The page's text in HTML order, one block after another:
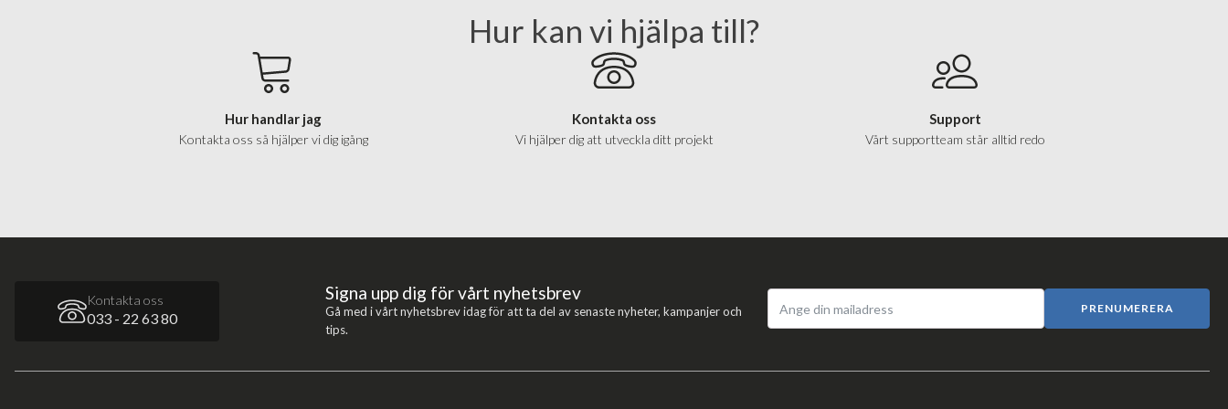
Hur kan vi hjälpa till?
Hur handlar jag
Kontakta oss så hjälper vi dig igång
Kontakta oss
Vi hjälper dig att utveckla ditt projekt
Support
Vårt supportteam står alltid redo
Kontakta oss
033 - 22 63 80
Signa upp dig för vårt nyhetsbrev
Gå med i vårt nyhetsbrev idag för att ta del av senaste nyheter, kampanjer och
tips.
PRENUMERERA